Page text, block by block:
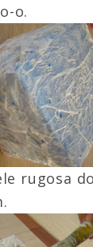
o.
rugosa